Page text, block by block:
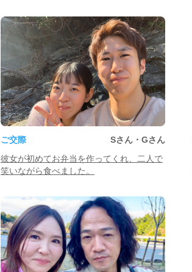
ご交際
Sさん・Gさん
彼女が初めてお弁当を作ってくれ、二人で
笑いながら食べました。